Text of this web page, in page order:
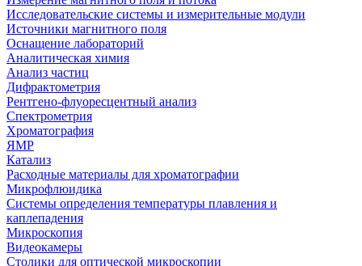
Исследовательские системы и измерительные модули
Источники магнитного поля
Оснащение лабораторий
Аналитическая химия
Анализ частиц
Дифрактометрия
Рентгено-флуоресцентный анализ
Спектрометрия
Хроматография
ЯМР
Катализ
Расходные материалы для хроматографии
Микрофлюидика
Системы определения температуры плавления и
каплепадения
Микроскопия
Видеокамеры
Столики для оптической микроскопии